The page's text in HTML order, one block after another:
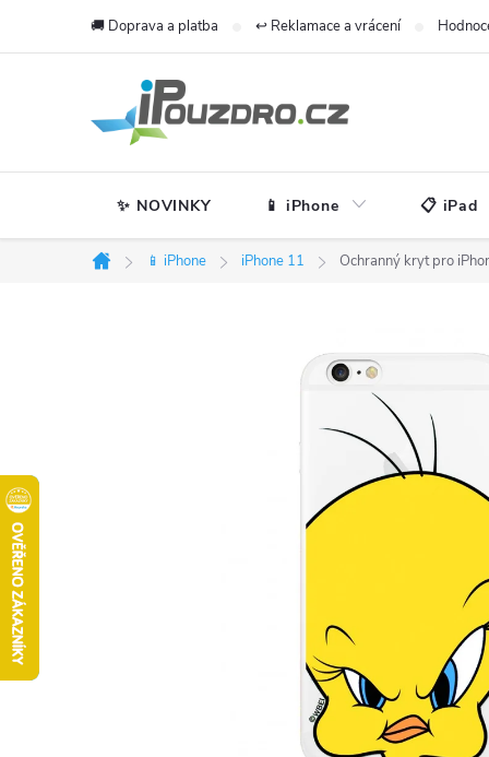
🚚 Doprava a platba ↩️ Reklamace a vrácení
✨ NOVINKY 📱 iPhone 📋 iPad
Domů
📱 iPhone iPhone 11 Ochranný kryt pro